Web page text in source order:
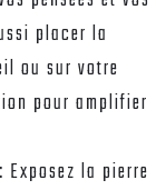
placer la
ou sur votre
pour amplifier
Exposez la pierre